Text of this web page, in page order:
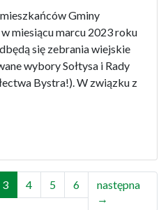
Gminy
miesiącu marcu 2023 roku
się zebrania wiejskie
wybory Sołtysa i Rady
Bystra!). W związku z
3 4 5 6
następna
→